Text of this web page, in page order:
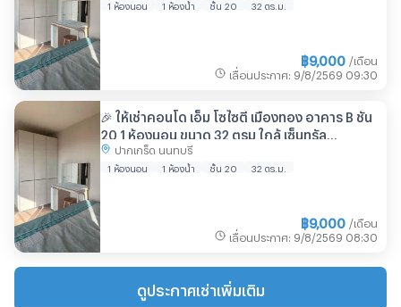
1 ห้องนอน 1 ห้องน้ำ ชั้น 20 32 ตร.ม.
฿9,000 /เดือน
เลื่อนประกาศ : 9/8/2569 09:30
🎉 ให้เช่าคอนโด เอ็ม โซไซตี้ เมืองทอง อาคาร B ชั้น
20 1 ห้องนอน ขนาด 32 ตรม ใกล้ เซ็นทรัล
แจ้งวัฒนะ
ปากเกร็ด นนทบุรี
1 ห้องนอน 1 ห้องน้ำ ชั้น 20 32 ตร.ม.
฿9,000 /เดือน
เลื่อนประกาศ : 9/8/2569 08:30
ดูประกาศเช่าเพิ่มเติม